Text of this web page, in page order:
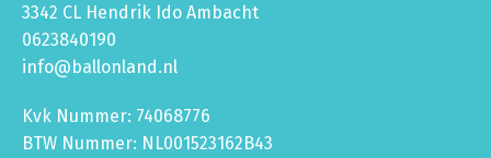
3342 CL Hendrik Ido Ambacht
0623840190
info@ballonland.nl
Kvk Nummer: 74068776
BTW Nummer: NL001523162B43